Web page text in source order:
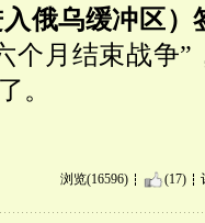
俄乌缓冲区）
个月结束战争
。
浏览(16596) (17)